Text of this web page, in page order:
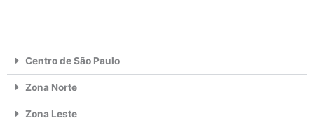
Centro de São Paulo
Zona Norte
Zona Leste